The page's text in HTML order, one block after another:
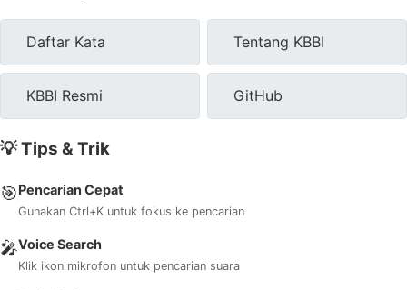
Daftar Kata Tentang KBBI
KBBI Resmi GitHub
💡 Tips & Trik
🎯Pencarian Cepat
Gunakan Ctrl+K untuk fokus ke pencarian
🎤Voice Search
Klik ikon mikrofon untuk pencarian suara